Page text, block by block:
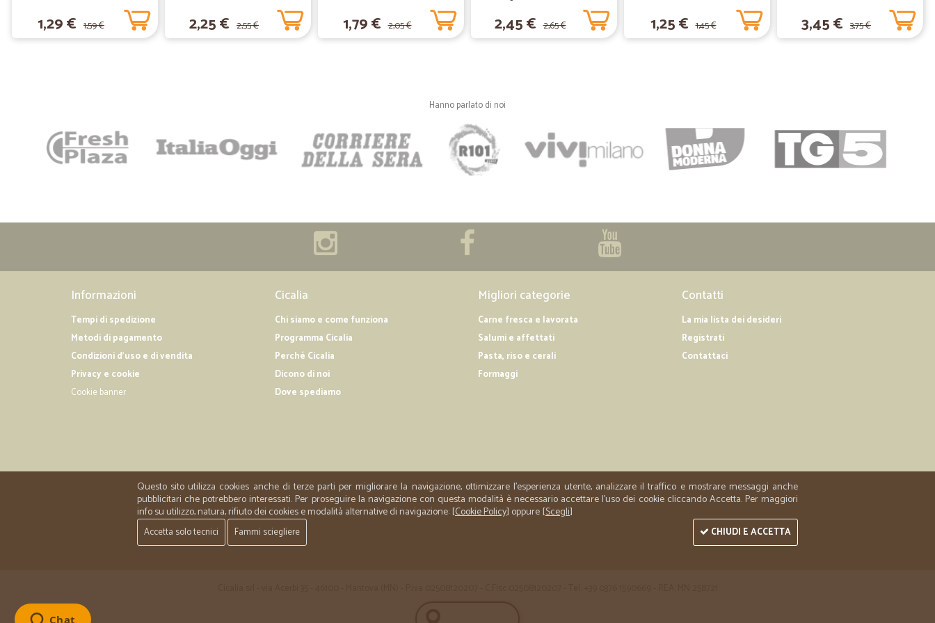
STAFF Semplicemente FANTASTICI e Puntualissimi !
Al momento non ho nulla da dire sul servizio. Davvero ottimo
25/07/2019
—Ilaria G.
Enrico V.
Offerta di prodotti altrimenti…
Offerta di prodotti altrimenti introvabili
IL servizio è molto comodo
IL servizio è molto comodo, l'assortimento dei prodotti davvero ampio. L'unico appunto è
Sono veramente soddisfatta per il…
Sono veramente soddisfatta per il servizio offerto da Cicala. I prodotti sono di ottima qualità
e convenienti. Farò sicuramente altri ordini.
1,29 € 1,59 € 2,25 € 2,55 € 1,79 € 2,05 € 2,45 € 2,65 € 1,25 € 1,45 € 3,45 € 3,75 €
Hanno parlato di noi
Informazioni
Tempi di spedizione
Metodi di pagamento
Condizioni d'uso e di vendita
Privacy e cookie
Cookie banner
Cicalia
Chi siamo e come funziona
Programma Cicalia
Perché Cicalia
Dicono di noi
Dove spediamo
Migliori categorie
Carne fresca e lavorata
Salumi e affettati
Pasta, riso e cerali
Formaggi
Contatti
La mia lista dei desideri
Registrati
Contattaci
Questo sito utilizza cookies anche di terze parti per migliorare la navigazione, ottimizzare l'esperienza utente, analizzare il traffico e mostrare messaggi anche
pubblicitari che potrebbero interessati. Per proseguire la navigazione con questa modalità è necessario accettare l'uso dei cookie cliccando Accetta. Per maggiori
info su utilizzo, natura, rifiuto dei cookies e modalità alternative di navigazione: [Cookie Policy] oppure [Scegli]
Accetta solo tecnici Fammi sciegliere CHIUDI E ACCETTA